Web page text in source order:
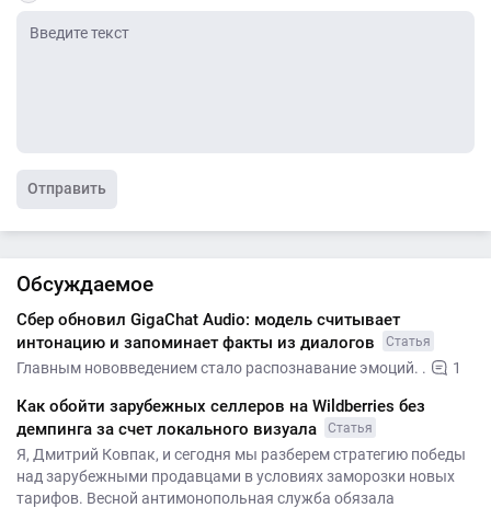
Отправить
Обсуждаемое
Сбер обновил GigaChat Audio: модель считывает
интонацию и запоминает факты из диалогов
Статья
Главным нововведением стало распознавание эмоций. . 1
Как обойти зарубежных селлеров на Wildberries без
демпинга за счет локального визуала
Статья
Я, Дмитрий Ковпак, и сегодня мы разберем стратегию победы
над зарубежными продавцами в условиях заморозки новых
тарифов. Весной антимонопольная служба обязала